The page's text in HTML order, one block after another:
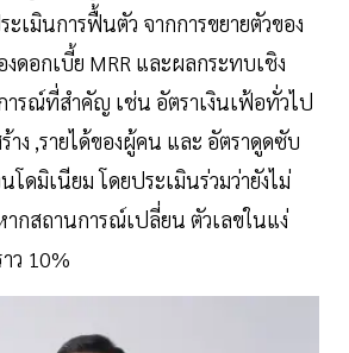
ะเมินการฟื้นตัว จากการขยายตัวของ
ดอกเบี้ย MRR และผลกระทบเชิง
ารณ์ที่สำคัญ เช่น อัตราเงินเฟ้อทั่วไป
าง ,รายได้ของผู้คน และ อัตราดูดซับ
ดมิเนียม โดยประเมินร่วมว่ายังไม่
กสถานการณ์เปลี่ยน ตัวเลขในแง่
ว 10%